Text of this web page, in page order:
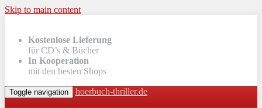
Skip to main content
Kostenlose Lieferung
für CD’s & Bücher
In Kooperation
mit den besten Shops
Toggle navigation hoerbuch-thriller.de